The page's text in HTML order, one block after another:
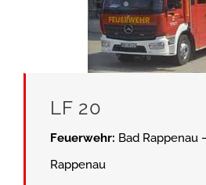
LF 20
Feuerwehr: Bad Rappenau
Rappenau